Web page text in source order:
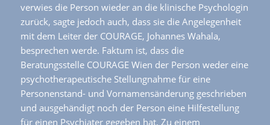
verwies die Person wieder an die klinische Psychologin
zurück, sagte jedoch auch, dass sie die Angelegenheit
mit dem Leiter der COURAGE, Johannes Wahala,
besprechen werde. Faktum ist, dass die
Beratungsstelle COURAGE Wien der Person weder eine
psychotherapeutische Stellungnahme für eine
Personenstand- und Vornamensänderung geschrieben
und ausgehändigt noch der Person eine Hilfestellung
für einen Psychiater gegeben hat. Zu einem